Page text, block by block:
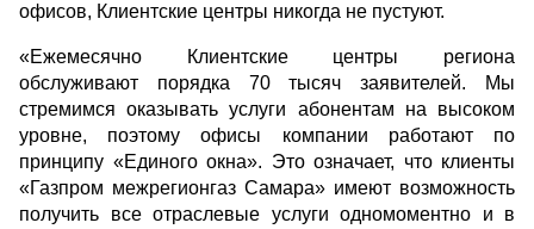
офисов, Клиентские центры никогда не пустуют.
«Ежемесячно Клиентские центры региона
обслуживают порядка 70 тысяч заявителей. Мы
стремимся оказывать услуги абонентам на высоком
уровне, поэтому офисы компании работают по
принципу «Единого окна». Это означает, что клиенты
«Газпром межрегионгаз Самара» имеют возможность
получить все отраслевые услуги одномоментно и в